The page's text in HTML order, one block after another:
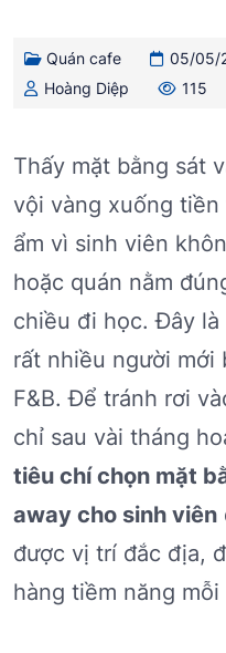
Quán cafe 05/05/
Hoàng Diệp
115
Thấy mặt bằng sát
vội vàng xuống
ẩm vì sinh viên
hoặc quán nằm
chiều đi học. Đây là
rất nhiều người mới
F&B. Để tránh rơi
chỉ sau vài tháng
tiêu chí chọn mặt
away cho sinh viên
được vị trí đắc địa,
hàng tiềm năng mỗi